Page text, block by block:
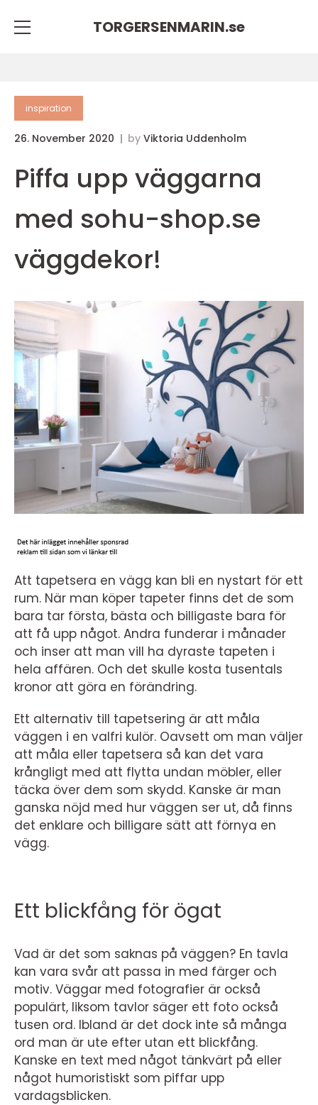
TORGERSENMARIN.se
inspiration
26. November 2020 by Viktoria Uddenholm
Piffa upp väggarna
med sohu-shop.se
väggdekor!
Att tapetsera en vägg kan bli en nystart för ett
rum. När man köper tapeter finns det de som
bara tar första, bästa och billigaste bara för
att få upp något. Andra funderar i månader
och inser att man vill ha dyraste tapeten i
hela affären. Och det skulle kosta tusentals
kronor att göra en förändring.
Ett alternativ till tapetsering är att måla
väggen i en valfri kulör. Oavsett om man väljer
att måla eller tapetsera så kan det vara
krångligt med att flytta undan möbler, eller
täcka över dem som skydd. Kanske är man
ganska nöjd med hur väggen ser ut, då finns
det enklare och billigare sätt att förnya en
vägg.
Ett blickfång för ögat
Vad är det som saknas på väggen? En tavla
kan vara svår att passa in med färger och
motiv. Väggar med fotografier är också
populärt, liksom tavlor säger ett foto också
tusen ord. Ibland är det dock inte så många
ord man är ute efter utan ett blickfång.
Kanske en text med något tänkvärt på eller
något humoristiskt som piffar upp
vardagsblicken.